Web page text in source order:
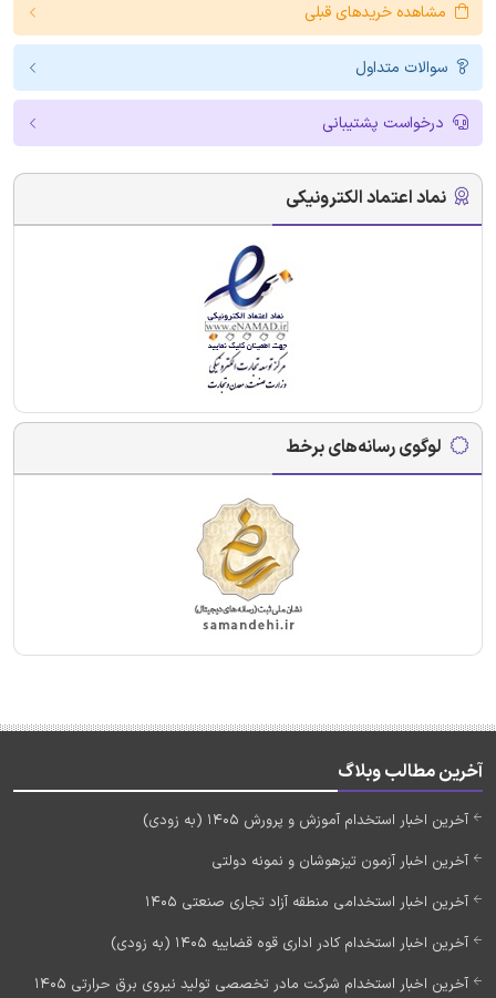
مشاهده خریدهای قبلی
سوالات متداول
درخواست پشتیبانی
نماد اعتماد الکترونیکی
لوگوی رسانه‌های برخط
آخرین مطالب وبلاگ
آخرین اخبار استخدام آموزش و پرورش 1405 (به زودی)
آخرین اخبار آزمون تیزهوشان و نمونه دولتی
آخرین اخبار استخدامی منطقه آزاد تجاری صنعتی 1405
آخرین اخبار استخدام کادر اداری قوه قضاییه 1405 (به زودی)
آخرین اخبار استخدام شرکت مادر تخصصی تولید نیروی برق حرارتی 1405